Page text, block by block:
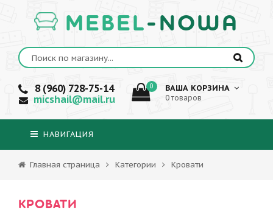
MEBEL-NOWA
8 (960) 728-75-14
micshail@mail.ru
0 ВАША КОРЗИНА
0 товаров
НАВИГАЦИЯ
Главная страница Категории Кровати
КРОВАТИ